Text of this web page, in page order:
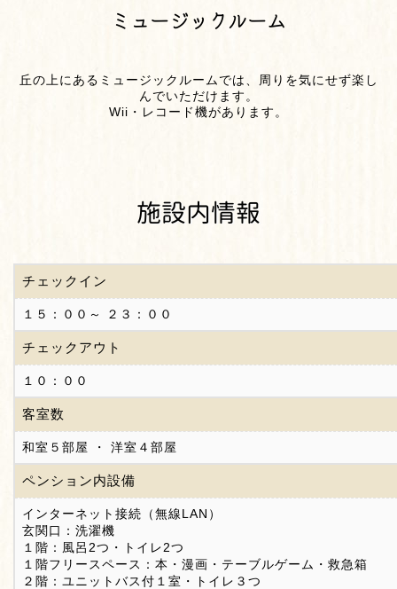
ミュージックルーム
丘の上にあるミュージックルームでは、周りを気にせず楽し
んでいただけます。
Wii・レコード機があります。
施設内情報
チェックイン
１５：００～ ２３：００
チェックアウト
１０：００
客室数
和室５部屋 ・ 洋室４部屋
ペンション内設備
インターネット接続（無線LAN）
玄関口：洗濯機
１階：風呂2つ・トイレ2つ
１階フリースペース：本・漫画・テーブルゲーム・救急箱
２階：ユニットバス付１室・トイレ３つ